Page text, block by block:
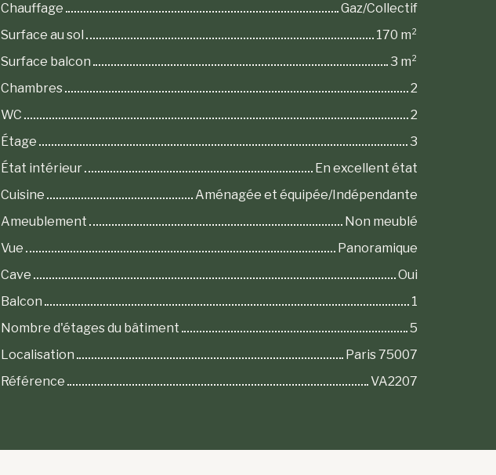
Chauffage
Gaz/Collectif
Surface au sol
170 m²
Surface balcon
3 m²
Chambres
2
WC
2
Étage
3
État intérieur
En excellent état
Cuisine
Aménagée et équipée/Indépendante
Ameublement
Non meublé
Vue
Panoramique
Cave
Oui
Balcon
1
Nombre d'étages du bâtiment
5
Localisation
Paris 75007
Référence
VA2207